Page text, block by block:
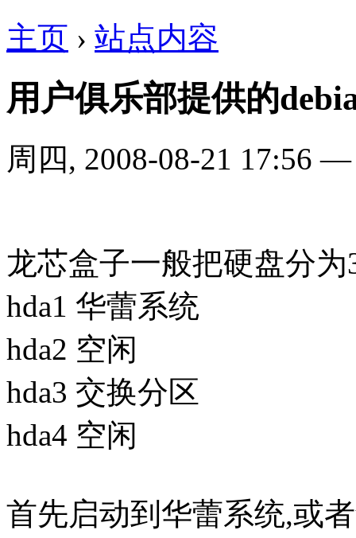
主页 › 站点内容
用户俱乐部提供的
周四, 2008-08-21 17:56
龙芯盒子一般把硬盘分为
hda1 华蕾系统
hda2 空闲
hda3 交换分区
hda4 空闲
首先启动到华蕾系统,或